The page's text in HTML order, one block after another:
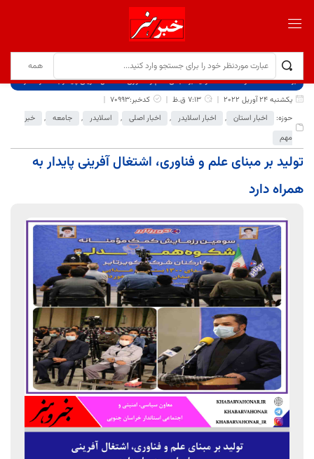
برگ نخست نوشته‌ها
تولید بر مبنای علم و فناوری، اشتغال آفرینی پایدار به همراه دارد
یکشنبه 24 آوریل 2022
7:13 ق.ظ
کدخبر:70993
حوزه:
اخبار استان , اخبار اسلایدر , اخبار اصلی , اسلایدر , جامعه ,
خبر
مهم
تولید بر مبنای علم و فناوری، اشتغال آفرینی پایدار به
همراه دارد